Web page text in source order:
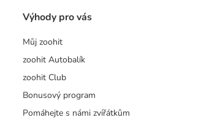
Výhody pro vás
Můj zoohit
zoohit Autobalík
zoohit Club
Bonusový program
Pomáhejte s námi zvířátkům